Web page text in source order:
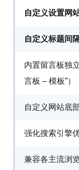
自定义设置网
自定义标题间
内置留言板独
言板 – 模板”）
自定义网站底
强化搜索引擎
兼容各主流浏